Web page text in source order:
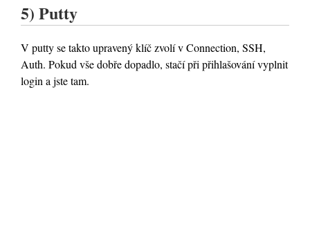
5) Putty
V putty se takto upravený klíč zvolí v Connection, SSH,
Auth. Pokud vše dobře dopadlo, stačí při přihlašování vyplnit
login a jste tam.